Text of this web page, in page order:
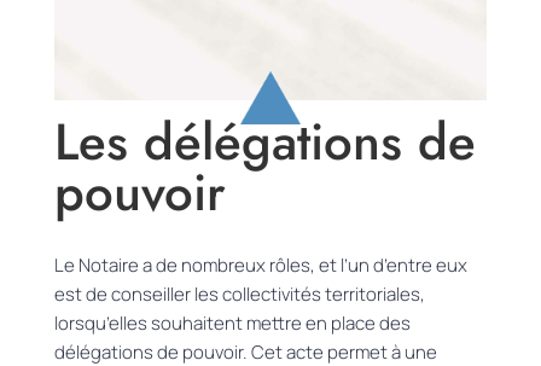
Les délégations de
pouvoir
Le Notaire a de nombreux rôles, et l’un d’entre eux
est de conseiller les collectivités territoriales,
lorsqu’elles souhaitent mettre en place des
délégations de pouvoir.Cet acte permet à une